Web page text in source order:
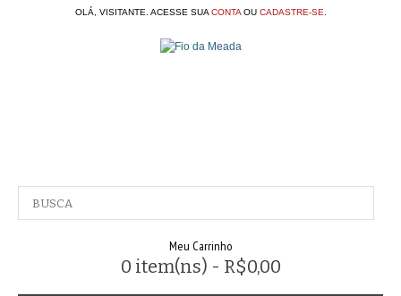
OLÁ, VISITANTE. ACESSE SUA CONTAOU CADASTRE-SE
Meu Carrinho
0 item(ns) - R$0,00